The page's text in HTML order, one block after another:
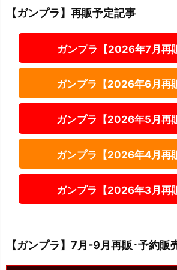
【ガンプラ】再販予定記事
ガンプラ【2026年7月再
ガンプラ【2026年6月再
ガンプラ【2026年5月再
ガンプラ【2026年4月再
ガンプラ【2026年3月再
【ガンプラ】7月-9月再販･予約販